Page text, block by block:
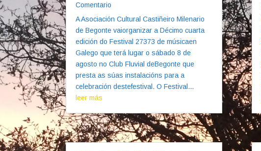
Comentario
A Asociación Cultural Castiñeiro Milenario
de Begonte vaiorganizar a Décimo cuarta
edición do Festival 27373 de músicaen
Galego que terá lugar o sábado 8 de
agosto no Club Fluvial deBegonte que
presta as súas instalacións para a
celebración destefestival. O Festival...
leer más